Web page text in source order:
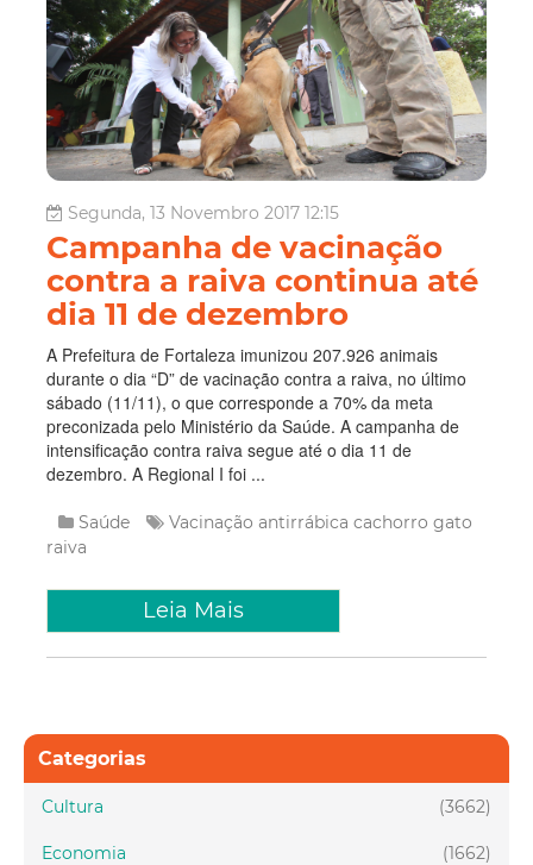
Segunda, 13 Novembro 2017 12:15
Campanha de vacinação
contra a raiva continua até
dia 11 de dezembro
A Prefeitura de Fortaleza imunizou 207.926 animais
durante o dia “D” de vacinação contra a raiva, no último
sábado (11/11), o que corresponde a 70% da meta
preconizada pelo Ministério da Saúde. A campanha de
intensificação contra raiva segue até o dia 11 de
dezembro. A Regional I foi ...
Saúde Vacinação antirrábica cachorro gato
raiva
Leia Mais
Categorias
(3662)
Cultura
(1662)
Economia